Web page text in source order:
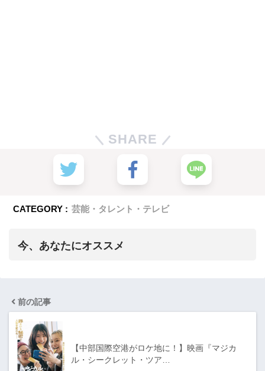
SHARE
CATEGORY : 芸能・タレント・テレビ
今、あなたにオススメ
前の記事
【中部国際空港がロケ地に！】映画『マジカ
ル・シークレット・ツア…